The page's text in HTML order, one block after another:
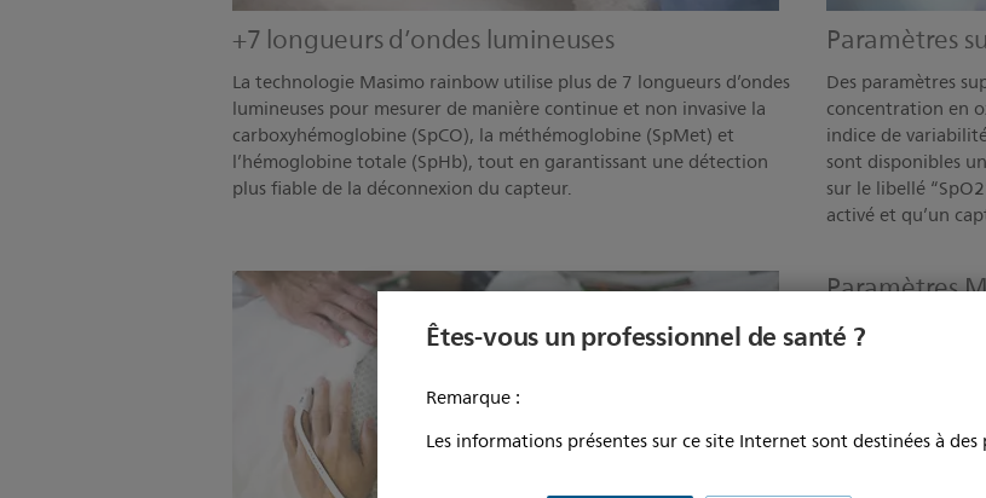
Êtes-vous un professionnel de santé ?
Remarque :
Les informations présentes sur ce site Internet sont destinées à des
+7 longueurs d’ondes lumineuses
La technologie Masimo rainbow utilise plus de 7 longueurs d’ondes
lumineuses pour mesurer de manière continue et non invasive la
carboxyhémoglobine (SpCO), la méthémoglobine (SpMet) et
l’hémoglobine totale (SpHb), tout en garantissant une détection
plus fiable de la déconnexion du capteur.
Paramètres
Des paramètres
concentration en
indice de
sont disponibles
sur le libellé
activé et qu’un
Paramètres
Veuillez regarder